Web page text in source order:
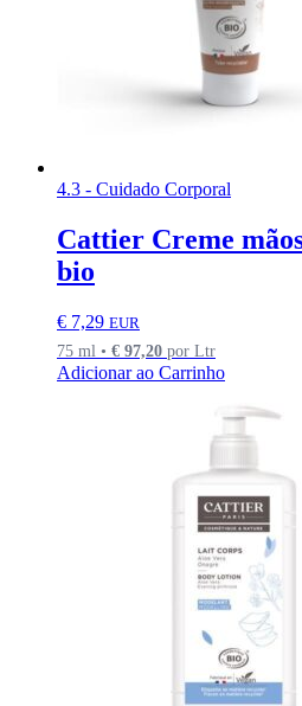
4.3 - Cuidado Corporal
Cattier Creme
bio
€ 7,29 EUR
75 ml • € 97,20 por Ltr
Adicionar ao Carrinho